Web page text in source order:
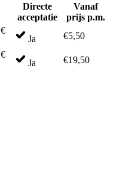
Directe
acceptatie
Vanaf
prijs p.m.
Ja
€5,50
Ja
€19,50